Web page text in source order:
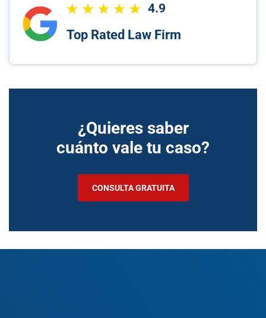
4.9
Top Rated Law Firm
¿Quieres saber
cuánto vale tu caso?
CONSULTA GRATUITA